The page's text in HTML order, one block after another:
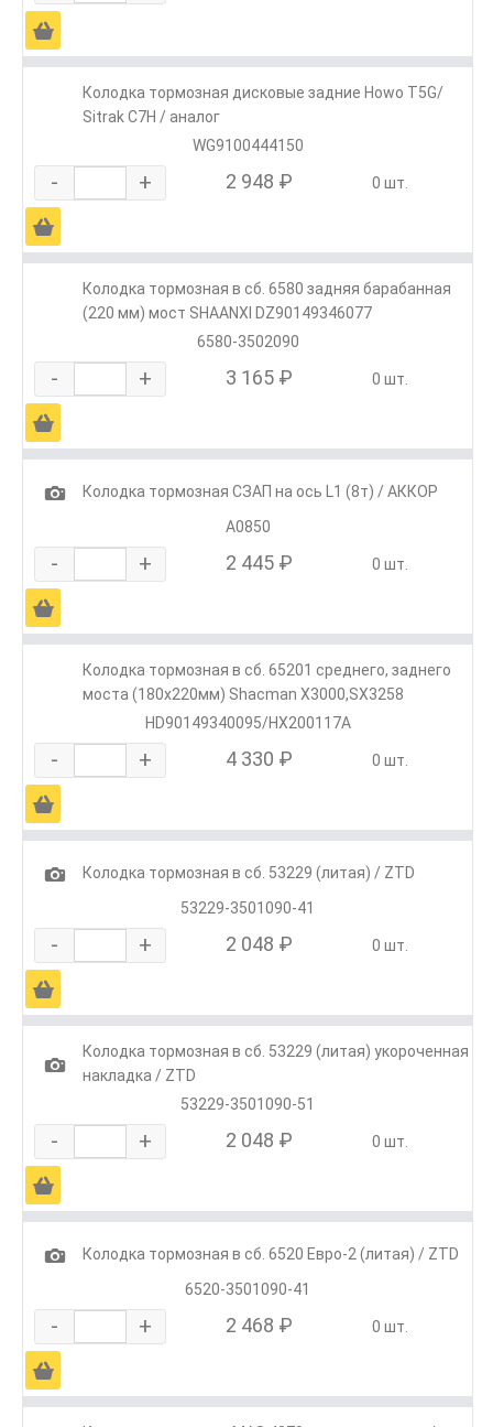
Ä
Колодка тормозная дисковые задние Howo T5G/
Sitrak C7H / аналог
WG9100444150
- + 2 948 ₽ 0 шт.
Ä
Колодка тормозная в сб. 6580 задняя барабанная
(220 мм) мост SHAANXI DZ90149346077
6580-3502090
- + 3 165 ₽ 0 шт.
Ä
1
Колодка тормозная СЗАП на ось L1 (8т) / АККОР
А0850
- + 2 445 ₽ 0 шт.
Ä
Колодка тормозная в сб. 65201 среднего, заднего
моста (180х220мм) Shacman X3000,SX3258
HD90149340095/HX200117A
- + 4 330 ₽ 0 шт.
Ä
1
Колодка тормозная в сб. 53229 (литая) / ZTD
53229-3501090-41
- + 2 048 ₽ 0 шт.
Ä
1
Колодка тормозная в сб. 53229 (литая) укороченная
накладка / ZTD
53229-3501090-51
- + 2 048 ₽ 0 шт.
Ä
1
Колодка тормозная в сб. 6520 Евро-2 (литая) / ZTD
6520-3501090-41
- + 2 468 ₽ 0 шт.
Ä